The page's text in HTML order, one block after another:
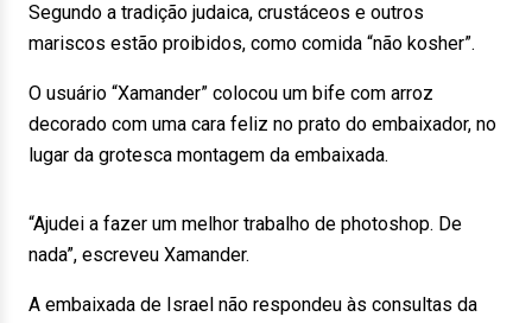
Segundo a tradição judaica, crustáceos e outros
mariscos estão proibidos, como comida “não kosher”.
O usuário “Xamander” colocou um bife com arroz
decorado com uma cara feliz no prato do embaixador, no
lugar da grotesca montagem da embaixada.
“Ajudei a fazer um melhor trabalho de photoshop. De
nada”, escreveu Xamander.
A embaixada de Israel não respondeu às consultas da